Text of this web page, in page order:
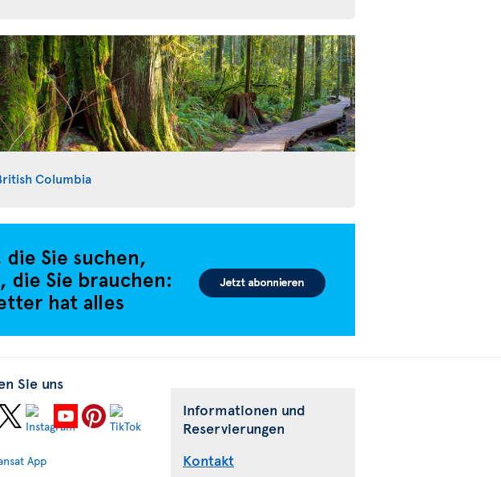
Columbia
Sie uns
App
Informationen und
Reservierungen
Kontakt